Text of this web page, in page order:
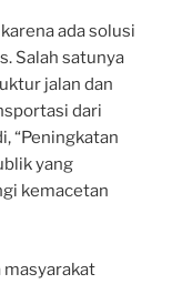
ada solusi
Salah satunya
jalan dan
dari
“Peningkatan
yang
kemacetan
masyarakat